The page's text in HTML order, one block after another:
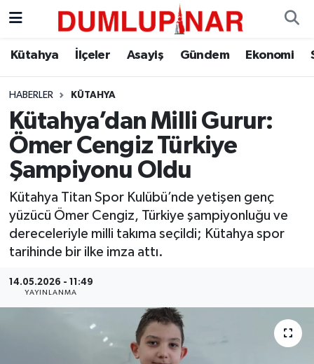
Kütahya İlçeler Asayiş Gündem Ekonomi
HABERLER KÜTAHYA
Kütahya’dan Milli Gurur:
Ömer Cengiz Türkiye
Şampiyonu Oldu
Kütahya Titan Spor Kulübü’nde yetişen genç
yüzücü Ömer Cengiz, Türkiye şampiyonluğu ve
dereceleriyle milli takıma seçildi; Kütahya spor
tarihinde bir ilke imza attı.
14.05.2026 - 11:49
YAYINLANMA
Asayiş
Diğer
Dünya
Eğitim
Ekonomi
Eleman
Kütahya Hava Durumu
Kütahya Trafik Yoğunluk Haritası
Süper Lig Puan Durumu ve Fikstür
Tüm Manşetler
Son Dakika Haberleri
Haber Arşivi